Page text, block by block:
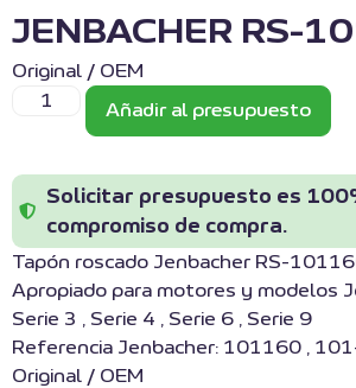
JENBACHER RS-
Original / OEM
Añadir al presupuesto
Solicitar presupuesto es
compromiso de compra.
Tapón roscado Jenbacher RS-
Apropiado para motores y modelos
Serie 3 , Serie 4 , Serie 6 , Serie 9
Referencia Jenbacher: 101160 ,
Original / OEM